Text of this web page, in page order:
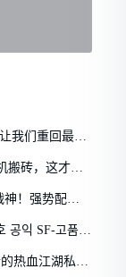
我们重回最初
搬砖，这才是
神！强势配队
공익 SF-고품질
热血江湖私服